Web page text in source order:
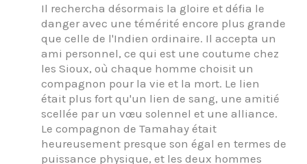
Il rechercha désormais la gloire et défia le
danger avec une témérité encore plus grande
que celle de l'Indien ordinaire. Il accepta un
ami personnel, ce qui est une coutume chez
les Sioux, où chaque homme choisit un
compagnon pour la vie et la mort. Le lien
était plus fort qu'un lien de sang, une amitié
scellée par un vœu solennel et une alliance.
Le compagnon de Tamahay était
heureusement presque son égal en termes de
puissance physique, et les deux hommes